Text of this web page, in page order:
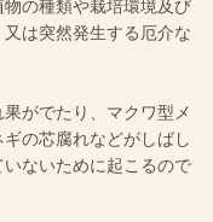
の種類や栽培環境及び
は突然発生する厄介な
がでたり、マクワ型メ
の芯腐れなどがしばし
ないために起こるので